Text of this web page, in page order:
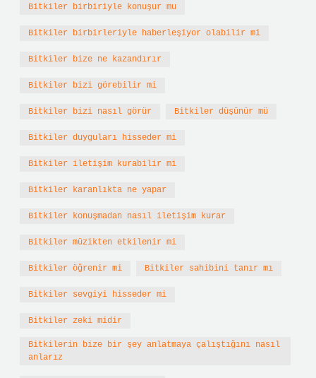
Bitkiler birbiriyle konuşur mu
Bitkiler birbirleriyle haberleşiyor olabilir mi
Bitkiler bize ne kazandırır
Bitkiler bizi görebilir mi
Bitkiler bizi nasıl görür Bitkiler düşünür mü
Bitkiler duyguları hisseder mi
Bitkiler iletişim kurabilir mi
Bitkiler karanlıkta ne yapar
Bitkiler konuşmadan nasıl iletişim kurar
Bitkiler müzikten etkilenir mi
Bitkiler öğrenir mi Bitkiler sahibini tanır mı
Bitkiler sevgiyi hisseder mi
Bitkiler zeki midir
Bitkilerin bize bir şey anlatmaya çalıştığını nasıl
anlarız